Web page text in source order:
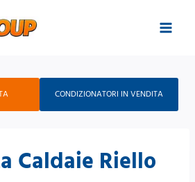
CONDIZIONATORI IN VENDITA
Caldaie Riello